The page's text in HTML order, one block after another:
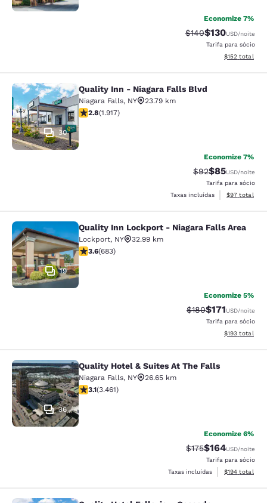
Economize 7%
Tarifa anterior
$140Tarifa com
$130USD/noite
Tarifa para sócio
Exibir
$152 total
Quality Inn - Niagara Falls Blvd
30
Quality Inn - Niagara Falls Blvd
Niagara Falls, NY
23.79 km
classificação 2.8 estrelas. Razoável. 1917 avaliações
2.8(1.917)
Economize 7%
Tarifa anterior
$92Tarifa com
$85USD/noite
Tarifa para sócio
Taxas incluídas
Exibir
$97 total
Quality Inn Lockport - Niagara Falls
19
Quality Inn Lockport - Niagara Falls Area
Lockport, NY
32.99 km
classificação 3.59 estrelas. Bom. 683 avaliações
3.6(683)
Economize 5%
Tarifa anterior
$180Tarifa com
$171USD/noite
Tarifa para sócio
Exibir
$193 total
Quality Hotel & Suites At The Falls
36
Quality Hotel & Suites At The Falls
Niagara Falls, NY
26.65 km
classificação 3.13 estrelas. Bom. 3461 avaliações
3.1(3.461)
Economize 6%
Tarifa anterior
$175Tarifa com
$164USD/noite
Tarifa para sócio
Taxas incluídas
Exibir
$194 total